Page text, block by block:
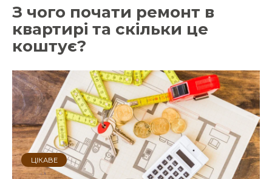
З чого почати ремонт в
квартирі та скільки це
коштує?
ЦІКАВЕ